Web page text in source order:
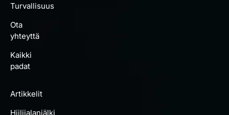
Turvallisuus
Ota
yhteyttä
Kaikki
padat
Artikkelit
Hiilijalanjälki